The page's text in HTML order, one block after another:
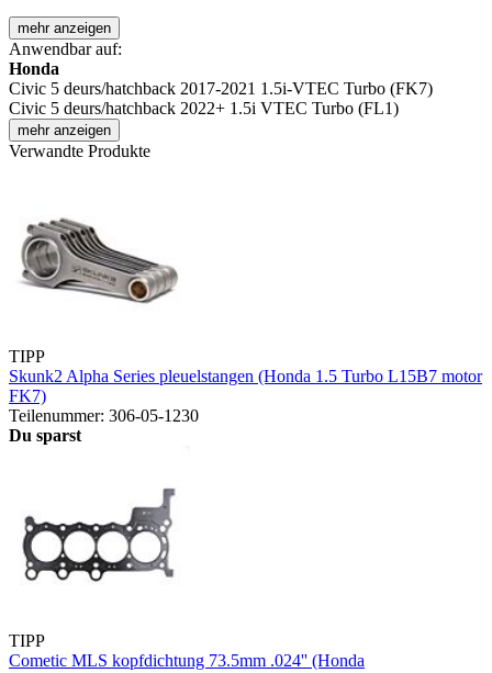
mehr anzeigen
Anwendbar auf:
Honda
Civic 5 deurs/hatchback 2017-2021 1.5i-VTEC Turbo (FK7)
Civic 5 deurs/hatchback 2022+ 1.5i VTEC Turbo (FL1)
mehr anzeigen
Verwandte Produkte
TIPP
Skunk2 Alpha Series pleuelstangen (Honda 1.5 Turbo L15B7 motor
FK7)
Teilenummer: 306-05-1230
Du sparst
TIPP
Cometic MLS kopfdichtung 73.5mm .024'' (Honda